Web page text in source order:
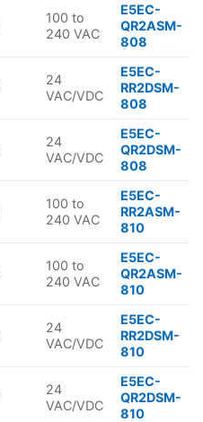
100 to
240 VAC
E5EC-
QR2ASM-
808
24
VAC/VDC
E5EC-
RR2DSM-
808
24
VAC/VDC
E5EC-
QR2DSM-
808
100 to
240 VAC
E5EC-
RR2ASM-
810
100 to
240 VAC
E5EC-
QR2ASM-
810
24
VAC/VDC
E5EC-
RR2DSM-
810
24
VAC/VDC
E5EC-
QR2DSM-
810